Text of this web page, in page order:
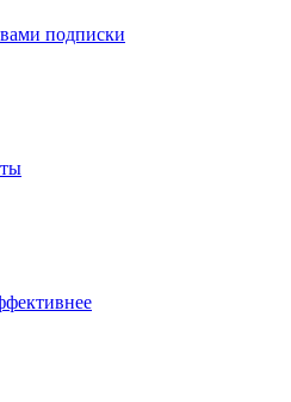
подписки